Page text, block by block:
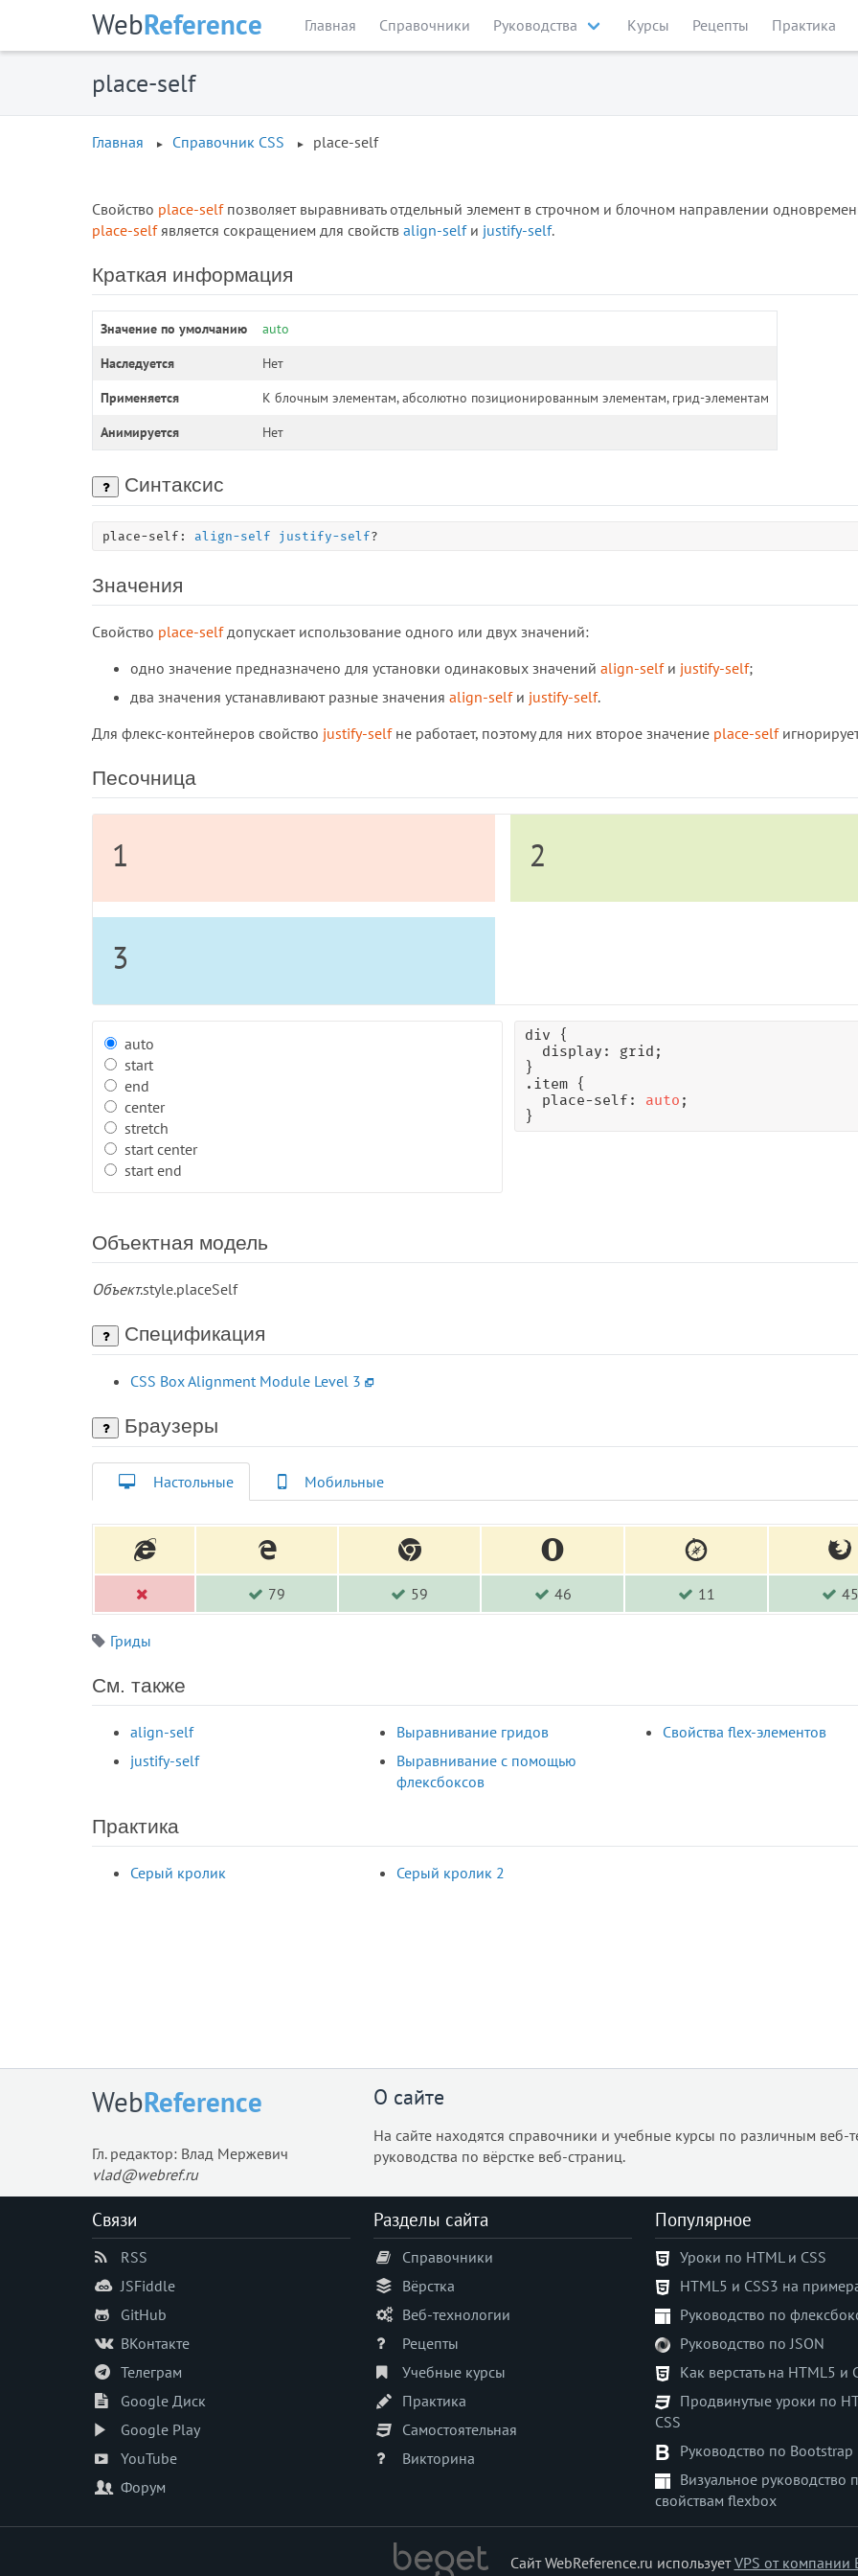
WebReference Главная Справочники Руководства Курсы Рецепты Практика
place-self
Главная Справочник CSS place-self
Свойство place-selfпозволяет выравнивать отдельный элемент в строчном и блочном направлении
place-selfявляется сокращением для свойств align-selfи justify-self.
Краткая информация
Значение по умолчанию
auto
Наследуется
Нет
Применяется
К блочным элементам, абсолютно позиционированным элементам, грид-элементам
Анимируется
Нет
Синтаксис
place-self: align-self justify-self?
Значения
Свойство place-selfдопускает использование одного или двух значений:
одно значение предназначено для установки одинаковых значений align-selfи justify-self;
два значения устанавливают разные значения align-selfи justify-self.
Для флекс-контейнеров свойство justify-selfне работает, поэтому для них второе значение place-self
Песочница
1 2
3
auto
start
end
center
stretch
start center
start end
div {
  display: grid;
}
.item {
  place-self:
auto ;
}
Объектная модель
Объект.style.placeSelf
Спецификация
CSS Box Alignment Module Level 3
Браузеры
Настольные Мобильные
79 59 46 11 45
Гриды
См. также
align-self
justify-self
Выравнивание гридов
Выравнивание с помощью
флексбоксов
Свойства flex-элементов
Практика
Серый кролик Серый кролик 2
WebReference
Гл. редактор: Влад Мержевич
vlad@webref.ru
О сайте
На сайте находятся справочники и учебные курсы по различным веб-
руководства по вёрстке веб-страниц.
Связи
RSS
JSFiddle
GitHub
ВКонтакте
Телеграм
Google Диск
Google Play
YouTube
Форум
Разделы сайта
Справочники
Вёрстка
Веб-технологии
Рецепты
Учебные курсы
Практика
Самостоятельная
Викторина
Популярное
Уроки по HTML и CSS
HTML5 и CSS3 на
Руководство по
Руководство по JSON
Как верстать на HTML5 и
Продвинутые уроки по
CSS
Руководство по Bootstrap
Визуальное руководство
свойствам flexbox
Сайт WebReference.ru используетVPS от компании